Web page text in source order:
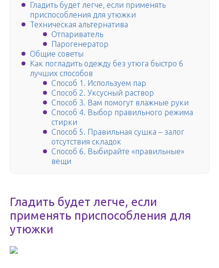
Гладить будет легче, если применять
приспособления для утюжки
Техническая альтернатива
Отпариватель
Парогенератор
Общие советы
Как погладить одежду без утюга быстро 6
лучших способов
Способ 1. Используем пар
Способ 2. Уксусный раствор
Способ 3. Вам помогут влажные руки
Способ 4. Выбор правильного режима
стирки
Способ 5. Правильная сушка – залог
отсутствия складок
Способ 6. Выбирайте «правильные»
вещи
Гладить будет легче, если
применять приспособления для
утюжки